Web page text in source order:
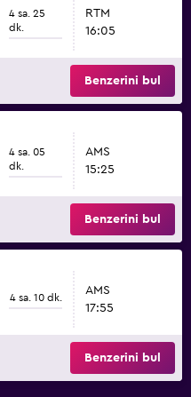
4 sa. 25
dk.
RTM
16:05
Benzerini bul
4 sa. 05
dk.
AMS
15:25
Benzerini bul
4 sa. 10 dk.
AMS
17:55
Benzerini bul